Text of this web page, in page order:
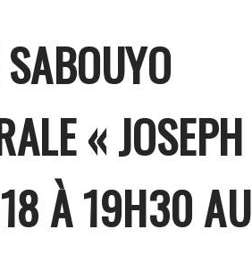
« JOSEPH
À 19H30 AU